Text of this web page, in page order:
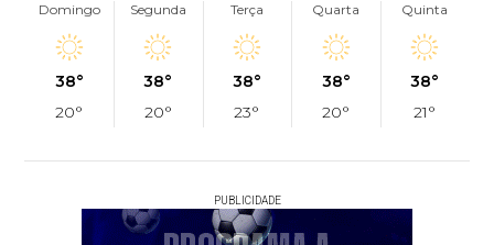
Domingo
38°
20°
Segunda
38°
20°
Terça
38°
23°
Quarta
38°
20°
Quinta
38°
21°
PUBLICIDADE